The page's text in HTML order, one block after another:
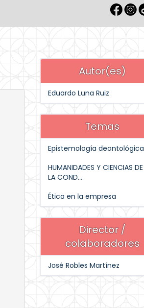
Autor(es)
Eduardo Luna Ruiz
Temas
Epistemología deontológica
HUMANIDADES Y CIENCIAS DE
LA COND...
Ética en la empresa
Director /
colaboradores
José Robles Martínez